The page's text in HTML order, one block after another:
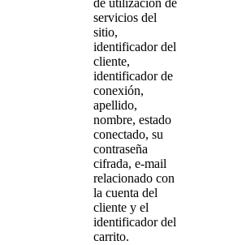
de utilización de
servicios del
sitio,
identificador del
cliente,
identificador de
conexión,
apellido,
nombre, estado
conectado, su
contraseña
cifrada, e-mail
relacionado con
la cuenta del
cliente y el
identificador del
carrito.